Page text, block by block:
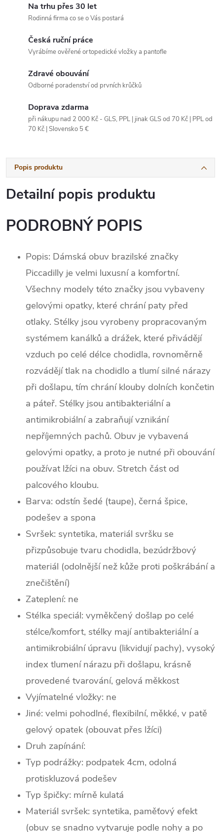
Na trhu přes 30 let
Rodinná firma co se o Vás postará
Česká ruční práce
Vyrábíme ověřené ortopedické vložky a pantofle
Zdravé obouvání
Odborné poradenství od prvních krůčků
Doprava zdarma
při nákupu nad 2 000 Kč - GLS, PPL | jinak GLS od 70 Kč | PPL od
70 Kč | Slovensko 5 €
Popis produktu
Detailní popis produktu
PODROBNÝ POPIS
Popis: Dámská obuv brazilské značky
Piccadilly je velmi luxusní a komfortní.
Všechny modely této značky jsou vybaveny
gelovými opatky, které chrání paty před
otlaky. Stélky jsou vyrobeny propracovaným
systémem kanálků a drážek, které přivádějí
vzduch po celé délce chodidla, rovnoměrně
rozvádějí tlak na chodidlo a tlumí silné nárazy
při došlapu, tím chrání klouby dolních končetin
a páteř. Stélky jsou antibakteriální a
antimikrobiální a zabraňují vznikání
nepříjemných pachů. Obuv je vybavená
gelovými opatky, a proto je nutné při obouvání
používat lžíci na obuv. Stretch část od
palcového kloubu.
Barva: odstín šedé (taupe), černá špice,
podešev a spona
Svršek: syntetika, materiál svršku se
přizpůsobuje tvaru chodidla, bezúdržbový
materiál (odolnější než kůže proti poškrábání a
znečištění)
Zateplení: ne
Stélka speciál: vyměkčený došlap po celé
stélce/komfort, stélky mají antibakteriální a
antimikrobiální úpravu (likvidují pachy), vysoký
index tlumení nárazu při došlapu, krásně
provedené tvarování, gelová měkkost
Vyjímatelné vložky: ne
Jiné: velmi pohodlné, flexibilní, měkké, v patě
gelový opatek (obouvat přes lžíci)
Druh zapínání:
Typ podrážky: podpatek 4cm, odolná
protiskluzová podešev
Typ špičky: mírně kulatá
Materiál svršek: syntetika, paměťový efekt
(obuv se snadno vytvaruje podle nohy a po